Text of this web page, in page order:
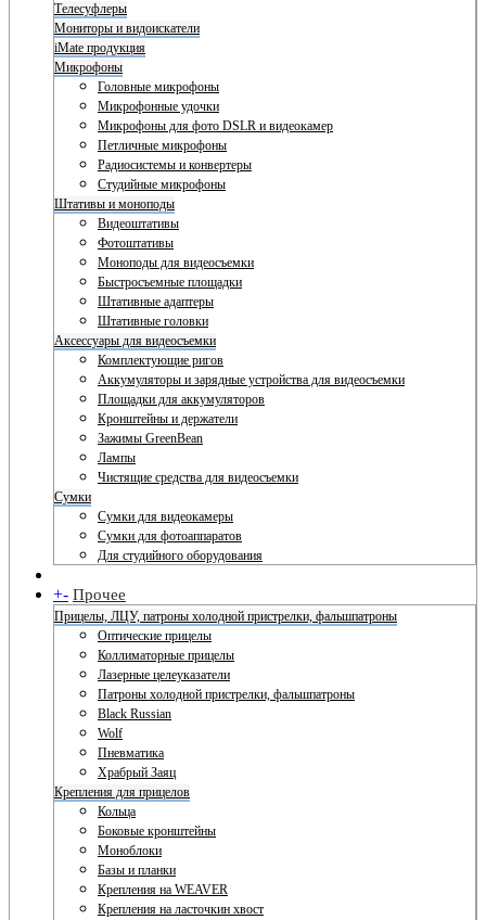
Телесуфлеры
Мониторы и видоискатели
iMate продукция
Микрофоны
Головные микрофоны
Микрофонные удочки
Микрофоны для фото DSLR и видеокамер
Петличные микрофоны
Радиосистемы и конвертеры
Студийные микрофоны
Штативы и моноподы
Видеоштативы
Фотоштативы
Моноподы для видеосъемки
Быстросъемные площадки
Штативные адаптеры
Штативные головки
Аксессуары для видеосъемки
Комплектующие ригов
Аккумуляторы и зарядные устройства для видеосъемки
Площадки для аккумуляторов
Кронштейны и держатели
Зажимы GreenBean
Лампы
Чистящие средства для видеосъемки
Сумки
Сумки для видеокамеры
Сумки для фотоаппаратов
Для студийного оборудования
+- Прочее
Прицелы, ЛЦУ, патроны холодной пристрелки, фальшпатроны
Оптические прицелы
Коллиматорные прицелы
Лазерные целеуказатели
Патроны холодной пристрелки, фальшпатроны
Black Russian
Wolf
Пневматика
Храбрый Заяц
Крепления для прицелов
Кольца
Боковые кронштейны
Моноблоки
Базы и планки
Крепления на WEAVER
Крепления на ласточкин хвост